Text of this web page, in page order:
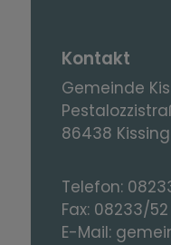
Kontakt
Gemeinde
86438 Kissing
Telefon:
Fax: 08233/
E-Mail: